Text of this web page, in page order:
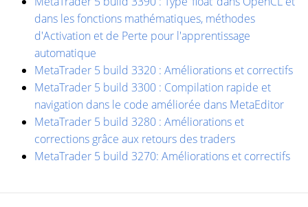
dans les fonctions mathématiques, méthodes
d'Activation et de Perte pour l'apprentissage
automatique
MetaTrader 5 build 3320 : Améliorations et correctifs
MetaTrader 5 build 3300 : Compilation rapide et
navigation dans le code améliorée dans MetaEditor
MetaTrader 5 build 3280 : Améliorations et
corrections grâce aux retours des traders
MetaTrader 5 build 3270: Améliorations et correctifs